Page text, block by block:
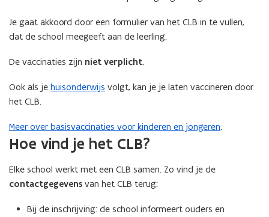
Je gaat akkoord door een formulier van het CLB in te vullen,
dat de school meegeeft aan de leerling.
De vaccinaties zijn niet verplicht.
Ook als je huisonderwijs volgt, kan je je laten vaccineren door
het CLB.
Meer over basisvaccinaties voor kinderen en jongeren.
Hoe vind je het CLB?
Elke school werkt met een CLB samen. Zo vind je de
contactgegevens van het CLB terug:
Bij de inschrijving: de school informeert ouders en